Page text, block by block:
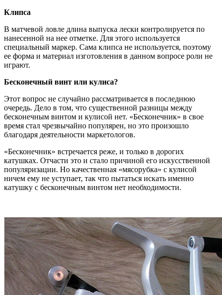
Клипса
В матчевой ловле длина выпуска лески контролируется по
нанесенной на нее отметке. Для этого используется
специальный маркер. Сама клипса не используется, поэтому
ее форма и материал изготовления в данном вопросе роли не
играют.
Бесконечный винт или кулиса?
Этот вопрос не случайно рассматривается в последнюю
очередь. Дело в том, что существенной разницы между
бесконечным винтом и кулисой нет. «Бесконечник» в свое
время стал чрезвычайно популярен, но это произошло
благодаря деятельности маркетологов.
«Бесконечник» встречается реже, и только в дорогих
катушках. Отчасти это и стало причиной его искусственной
популяризации. Но качественная «мясорубка» с кулисой
ничем ему не уступает, так что пытаться искать именно
катушку с бесконечным винтом нет необходимости.